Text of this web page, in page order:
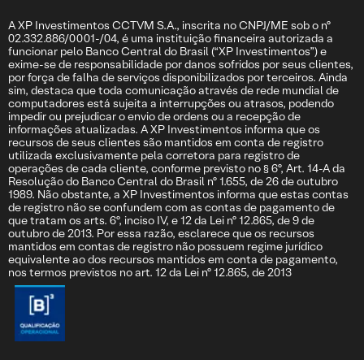
A XP Investimentos CCTVM S.A., inscrita no CNPJ/ME sob o nº
02.332.886/0001-/04, é uma instituição financeira autorizada a
funcionar pelo Banco Central do Brasil (“XP Investimentos”) e
exime-se de responsabilidade por danos sofridos por seus clientes,
por força de falha de serviços disponibilizados por terceiros. Ainda
sim, destaca que toda comunicação através de rede mundial de
computadores está sujeita a interrupções ou atrasos, podendo
impedir ou prejudicar o envio de ordens ou a recepção de
informações atualizadas. A XP Investimentos informa que os
recursos de seus clientes são mantidos em conta de registro
utilizada exclusivamente pela corretora para registro de
operações de cada cliente, conforme previsto no § 6º, Art. 14-A da
Resolução do Banco Central do Brasil nº 1.655, de 26 de outubro
1989. Não obstante, a XP Investimentos informa que estas contas
de registro não se confundem com as contas de pagamento de
que tratam os arts. 6º, inciso IV, e 12 da Lei nº 12.865, de 9 de
outubro de 2013. Por essa razão, esclarece que os recursos
mantidos em contas de registro não possuem regime jurídico
equivalente ao dos recursos mantidos em conta de pagamento,
nos termos previstos no art. 12 da Lei nº 12.865, de 2013